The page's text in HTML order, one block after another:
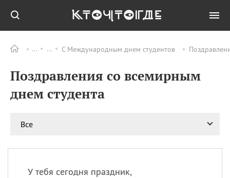
С Международным днем студентов
Поздравления со всемирным
днем студента
Все
У тебя сегодня праздник,
ПРАЗДНИКИ Все
09.08 День памяти жертв
день